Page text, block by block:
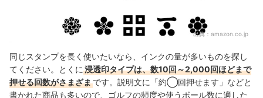
出典： amazon.co.jp
同じスタンプを長く使いたいなら、インクの量が多いものを探し
てください。とくに 浸透印タイプは、数10回～2,000回ほどまで
押せる回数がさまざまです。説明文に「約◯回押せます」などと
書かれた商品も多いので、ゴルフの頻度や使うボール数に適した